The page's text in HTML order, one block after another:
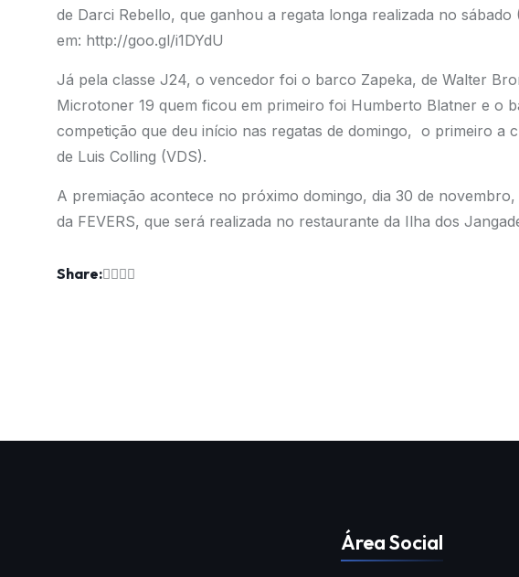
de Darci Rebello, que ganhou a regata longa realizada no sábado
em: http://goo.gl/i1DYdU
Já pela classe J24, o vencedor foi o barco Zapeka, de Walter
Microtoner 19 quem ficou em primeiro foi Humberto Blatner e o
competição que deu início nas regatas de domingo, o primeiro a
de Luis Colling (VDS).
A premiação acontece no próximo domingo, dia 30 de
da FEVERS, que será realizada no restaurante da Ilha dos
Share:
Área Social